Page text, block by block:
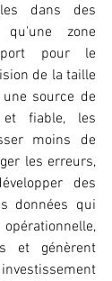
dans des
zone
pour le
de la taille
source de
et fiable, les
moins de
les erreurs,
des
données qui
et génèrent